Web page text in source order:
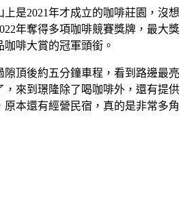
上是2021年才成立的咖啡莊園，沒想
年奪得多項咖啡競賽獎牌，最大獎
啡大賞的冠軍頭銜。
頂後約五分鐘車程，看到路邊最亮
，來到璟隆除了喝咖啡外，還有提供
本還有經營民宿，真的是非常多角